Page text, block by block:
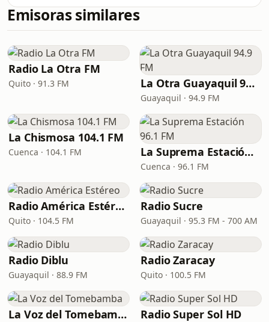
Emisoras similares
Radio La Otra FM
Quito · 91.3 FM La Otra Guayaquil 94.9 FM
Guayaquil · 94.9 FM
La Chismosa 104.1 FM
Cuenca · 104.1 FM La Suprema Estación 96.1 FM
Cuenca · 96.1 FM
Radio América Estéreo
Quito · 104.5 FM
Radio Sucre
Guayaquil · 95.3 FM - 700 AM
Radio Diblu
Guayaquil · 88.9 FM
Radio Zaracay
Quito · 100.5 FM
La Voz del Tomebamba Radio Super Sol HD